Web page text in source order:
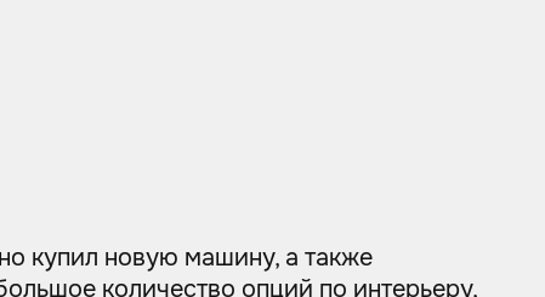
купил новую машину, а также
количество опций по интерьеру,